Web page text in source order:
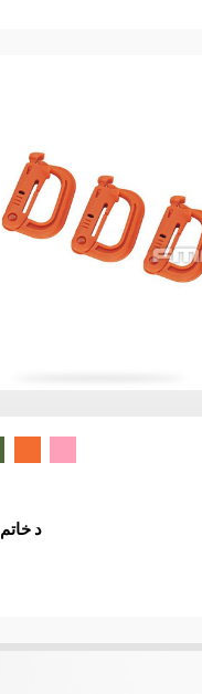
FMA Grimloc د خاتم